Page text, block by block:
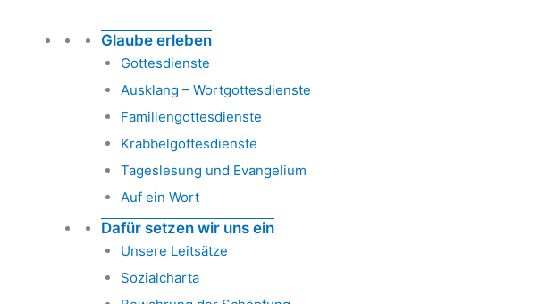
Glaube erleben
Gottesdienste
Ausklang – Wortgottesdienste
Familiengottesdienste
Krabbelgottesdienste
Tageslesung und Evangelium
Auf ein Wort
Dafür setzen wir uns ein
Unsere Leitsätze
Sozialcharta